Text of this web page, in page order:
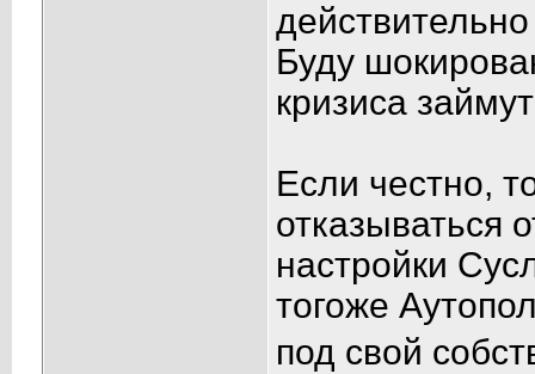
Буду
кризиса
Если честно,
отказываться
настройки
тогоже
под свой